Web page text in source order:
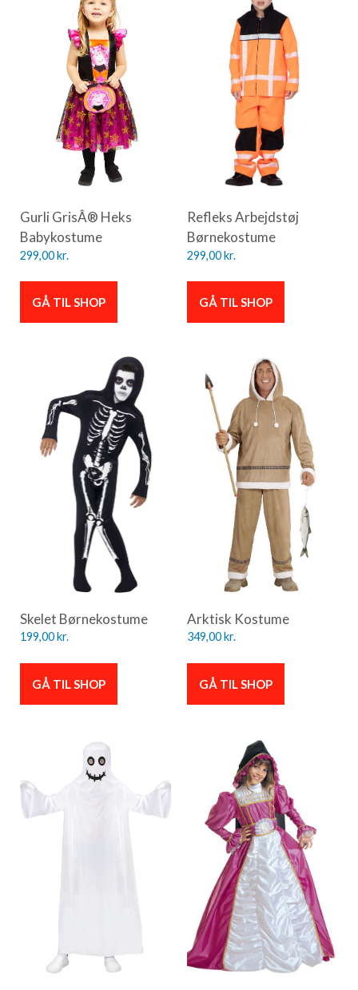
Gurli GrisÂ® Heks
Babykostume
299,00kr.
GÅ TIL SHOP
Refleks Arbejdstøj
Børnekostume
299,00kr.
GÅ TIL SHOP
Skelet Børnekostume
199,00kr.
GÅ TIL SHOP
Arktisk Kostume
349,00kr.
GÅ TIL SHOP